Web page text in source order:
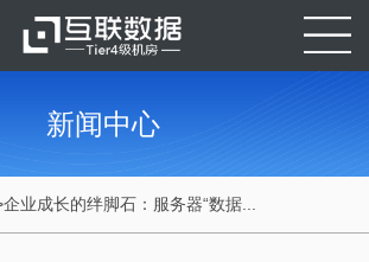
新闻中心
企业成长的绊脚石：服务器“数据...